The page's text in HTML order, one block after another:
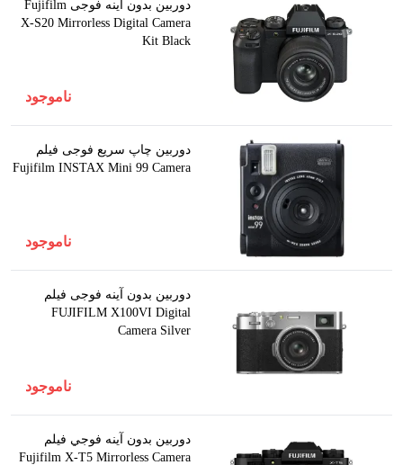
دوربین بدون آینه فوجی Fujifilm
X-S20 Mirrorless Digital Camera
Kit Black
ناموجود
دوربین چاپ سریع فوجی فيلم
Fujifilm INSTAX Mini 99 Camera
ناموجود
دوربین بدون آینه فوجی فیلم
FUJIFILM X100VI Digital
Camera Silver
ناموجود
دوربين بدون آينه فوجي فيلم
Fujifilm X-T5 Mirrorless Camera